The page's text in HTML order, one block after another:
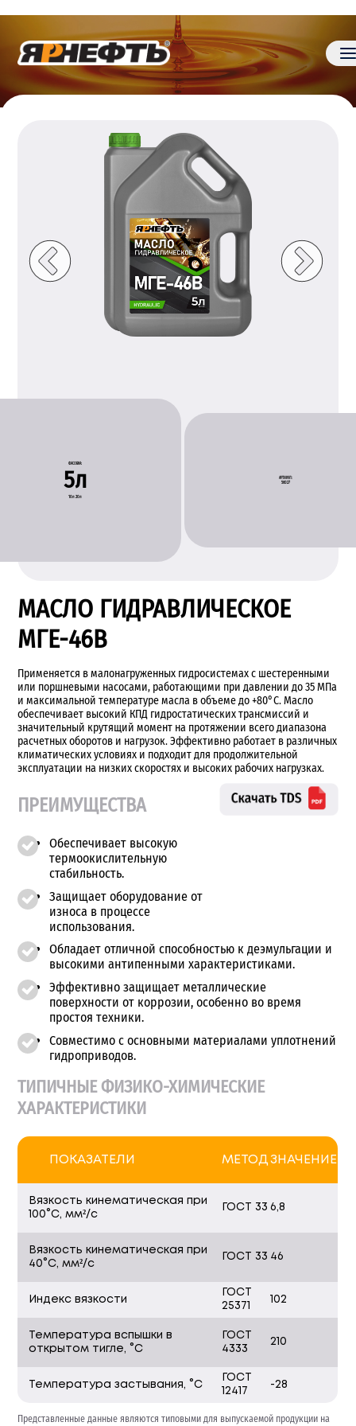
ФАСОВКА:
5л
10л 20л
АРТИКУЛ:
56027
МАСЛО ГИДРАВЛИЧЕСКОЕ
МГЕ-46В
Применяется в малонагруженных гидросистемах с шестеренными
или поршневыми насосами, работающими при давлении до 35 МПа
и максимальной температуре масла в объеме до +80°С. Масло
обеспечивает высокий КПД гидростатических трансмиссий и
значительный крутящий момент на протяжении всего диапазона
расчетных оборотов и нагрузок. Эффективно работает в различных
климатических условиях и подходит для продолжительной
эксплуатации на низких скоростях и высоких рабочих нагрузках.
ПРЕИМУЩЕСТВА
Обеспечивает высокую
термоокислительную
стабильность.
Защищает оборудование от
износа в процессе
использования.
Обладает отличной способностью к деэмульгации и
высокими антипенными характеристиками.
Эффективно защищает металлические
поверхности от коррозии, особенно во время
простоя техники.
Совместимо с основными материалами уплотнений
гидроприводов.
ТИПИЧНЫЕ ФИЗИКО-ХИМИЧЕСКИЕ
ХАРАКТЕРИСТИКИ
ПОКАЗАТЕЛИ МЕТОД ЗНАЧЕНИЕ
Вязкость кинематическая при
100°С, мм²/с
ГОСТ 33 6,8
Вязкость кинематическая при
40°С, мм²/с
ГОСТ 33 46
Индекс вязкости
ГОСТ
25371
102
Температура вспышки в
открытом тигле, °С
ГОСТ
4333
210
Температура застывания, °С
ГОСТ
12417
-28
Представленные данные являются типовыми для выпускаемой продукции на